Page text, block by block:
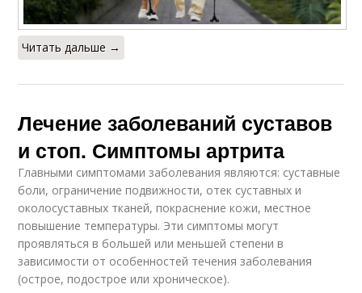
Читать дальше →
Лечение заболеваний суставов
и стоп. Симптомы артрита
Главными симптомами заболевания являются: суставные
боли, ограничение подвижности, отек суставных и
околосуставных тканей, покраснение кожи, местное
повышение температуры. Эти симптомы могут
проявляться в большей или меньшей степени в
зависимости от особенностей течения заболевания
(острое, подострое или хроническое).